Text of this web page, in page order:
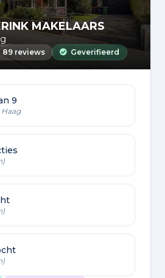
MAKELAARS
89 reviews Geverifieerd
9
Haag